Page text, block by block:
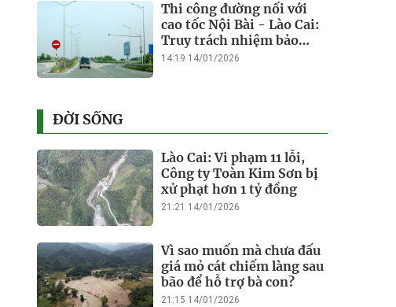
Thi công đường nối với
cao tốc Nội Bài - Lào Cai:
Truy trách nhiệm bảo
lãnh khi Duy Bảo chậm
14:19 14/01/2026
ĐỜI SỐNG
Lào Cai: Vi phạm 11 lỗi,
Công ty Toàn Kim Sơn bị
xử phạt hơn 1 tỷ đồng
21:21 14/01/2026
Vì sao muốn mà chưa đấu
giá mỏ cát chiếm làng sau
bão để hỗ trợ bà con?
21:15 14/01/2026